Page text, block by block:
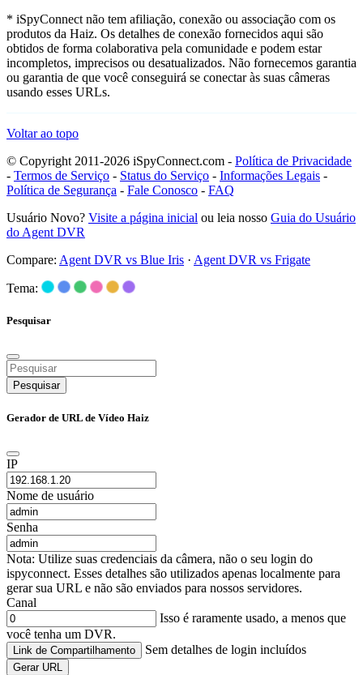
* iSpyConnect não tem afiliação, conexão ou associação com os
produtos da Haiz. Os detalhes de conexão fornecidos aqui são
obtidos de forma colaborativa pela comunidade e podem estar
incompletos, imprecisos ou desatualizados. Não fornecemos garantia
ou garantia de que você conseguirá se conectar às suas câmeras
usando esses URLs.
Voltar ao topo
© Copyright 2011-2026 iSpyConnect.com - Política de Privacidade
- Termos de Serviço - Status do Serviço - Informações Legais -
Política de Segurança - Fale Conosco - FAQ
Usuário Novo? Visite a página inicial ou leia nosso Guia do Usuário
do Agent DVR
Compare: Agent DVR vs Blue Iris · Agent DVR vs Frigate
Tema:
Pesquisar
Pesquisar
Gerador de URL de Vídeo Haiz
IP
Nome de usuário
Senha
Nota: Utilize suas credenciais da câmera, não o seu login do
ispyconnect. Esses detalhes são utilizados apenas localmente para
gerar sua URL e não são enviados para nossos servidores.
Canal
Isso é raramente usado, a menos que
você tenha um DVR.
Link de Compartilhamento Sem detalhes de login incluídos
Gerar URL